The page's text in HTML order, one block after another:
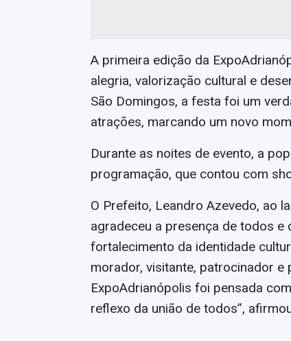
A primeira edição da
alegria, valorização cultural e
São Domingos, a festa foi um
atrações, marcando um novo
Durante as noites de evento, a
programação, que contou com
O Prefeito, Leandro Azevedo, ao
agradeceu a presença de todos
fortalecimento da identidade
morador, visitante, patrocinador
ExpoAdrianópolis foi pensada
reflexo da união de todos”,